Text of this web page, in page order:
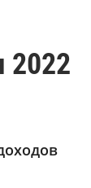
2022